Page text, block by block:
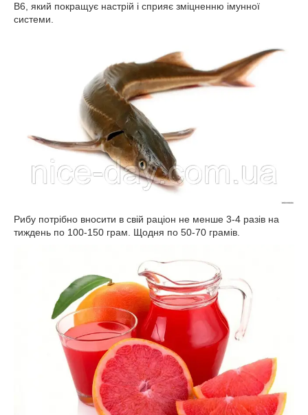
В6, який покращує настрій і сприяє зміцненню імунної
системи.
Рибу потрібно вносити в свій раціон не менше 3-4 разів на
тиждень по 100-150 грам. Щодня по 50-70 грамів.